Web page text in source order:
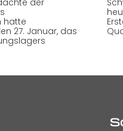
hatte
27. Januar, das